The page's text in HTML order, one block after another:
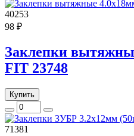
40253
98 ₽
Заклепки
FIT 23748
Купить
71381